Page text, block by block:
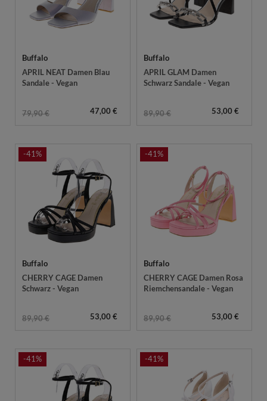
Buffalo
APRIL NEAT Damen Blau
Sandale - Vegan
79,90 € 47,00 €
Buffalo
APRIL GLAM Damen
Schwarz Sandale - Vegan
89,90 € 53,00 €
-41%
Buffalo
CHERRY CAGE Damen
Schwarz - Vegan
89,90 € 53,00 €
-41%
Buffalo
CHERRY CAGE Damen Rosa
Riemchensandale - Vegan
89,90 € 53,00 €
-41% -41%